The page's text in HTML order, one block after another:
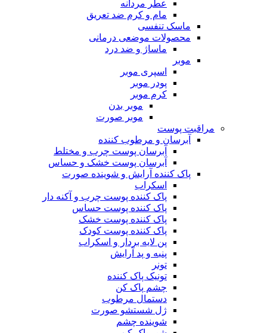
عطر مردانه
مام و کرم ضد تعریق
ماسک تنفسی
محصولات موضعی درمانی
ماساژ و ضد درد
موبر
اسپری موبر
پودر موبر
کرم موبر
موبر بدن
موبر صورت
مراقبت پوست
آبرسان و مرطوب کننده
آبرسان پوست چرب و مختلط
آبرسان پوست خشک و حساس
پاک کننده آرایش و شوینده صورت
اسکراب
پاک کننده پوست چرب و آکنه دار
پاک کننده پوست حساس
پاک کننده پوست خشک
پاک کننده پوست کودک
پن لایه بردار و اسکراب
پنبه و پد آرایش
تونر
تونیک پاک کننده
چشم پاک کن
دستمال مرطوب
ژل شستشو صورت
شوینده چشم